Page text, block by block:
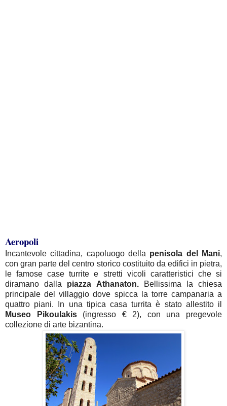
Aeropoli
Incantevole cittadina, capoluogo della penisola del Mani,
con gran parte del centro storico costituito da edifici in pietra,
le famose case turrite e stretti vicoli caratteristici che si
diramano dalla piazza Athanaton.Bellissima la chiesa
principale del villaggio dove spicca la torre campanaria a
quattro piani. In una tipica casa turrita è stato allestito il
Museo Pikoulakis(ingresso € 2), con una pregevole
collezione di arte bizantina.